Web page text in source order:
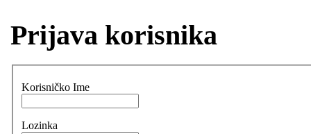
Prijava korisnika
Korisničko Ime
Lozinka